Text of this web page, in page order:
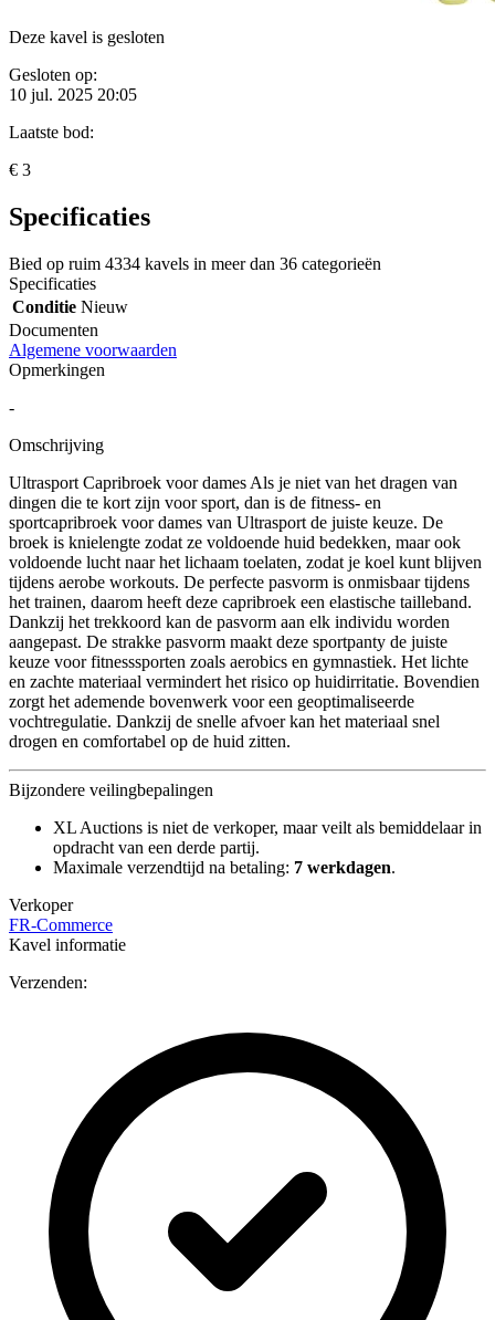
Deze kavel is gesloten
Gesloten op:
10 jul. 2025 20:05
Laatste bod:
€ 3
Specificaties
Bied op ruim 4334 kavels in meer dan 36 categorieën
Specificaties
Conditie Nieuw
Documenten
Algemene voorwaarden
Opmerkingen
-
Omschrijving
Ultrasport Capribroek voor dames Als je niet van het dragen van
dingen die te kort zijn voor sport, dan is de fitness- en
sportcapribroek voor dames van Ultrasport de juiste keuze. De
broek is knielengte zodat ze voldoende huid bedekken, maar ook
voldoende lucht naar het lichaam toelaten, zodat je koel kunt blijven
tijdens aerobe workouts. De perfecte pasvorm is onmisbaar tijdens
het trainen, daarom heeft deze capribroek een elastische tailleband.
Dankzij het trekkoord kan de pasvorm aan elk individu worden
aangepast. De strakke pasvorm maakt deze sportpanty de juiste
keuze voor fitnesssporten zoals aerobics en gymnastiek. Het lichte
en zachte materiaal vermindert het risico op huidirritatie. Bovendien
zorgt het ademende bovenwerk voor een geoptimaliseerde
vochtregulatie. Dankzij de snelle afvoer kan het materiaal snel
drogen en comfortabel op de huid zitten.
Bijzondere veilingbepalingen
XL Auctions is niet de verkoper, maar veilt als bemiddelaar in
opdracht van een derde partij.
Maximale verzendtijd na betaling: 7 werkdagen.
Verkoper
FR-Commerce
Kavel informatie
Verzenden: